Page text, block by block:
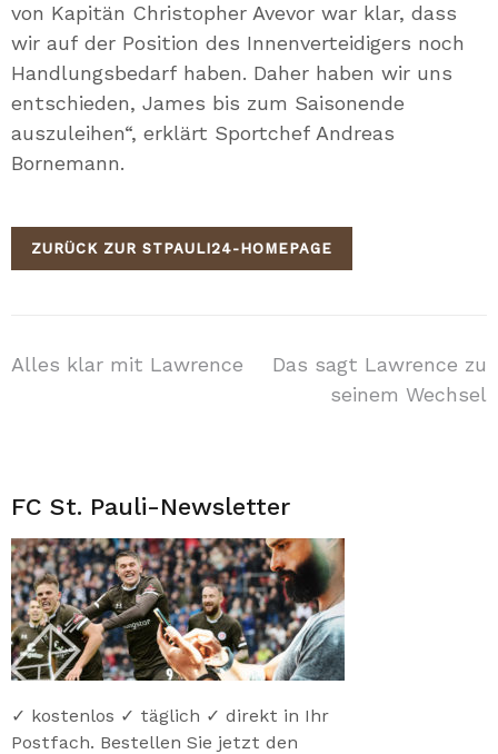
von Kapitän Christopher Avevor war klar, dass
wir auf der Position des Innenverteidigers noch
Handlungsbedarf haben. Daher haben wir uns
entschieden, James bis zum Saisonende
auszuleihen“, erklärt Sportchef Andreas
Bornemann.
ZURÜCK ZUR STPAULI24-HOMEPAGE
Beitragsnavigation
Alles klar mit Lawrence
Das sagt Lawrence zu
seinem Wechsel
FC St. Pauli-Newsletter
✓ kostenlos ✓ täglich ✓ direkt in Ihr
Postfach. Bestellen Sie jetzt den